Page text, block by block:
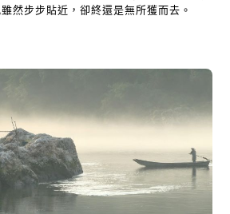
然步步貼近，卻終還是無所獲而去。